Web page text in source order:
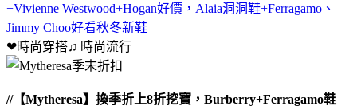
+Vivienne Westwood+Hogan好價，Alaia洞洞鞋+Ferragamo、
Jimmy Choo好看秋冬新鞋
❤時尚穿搭♫ 時尚流行
//【Mytheresa】換季折上8折挖寶，Burberry+Ferragamo鞋